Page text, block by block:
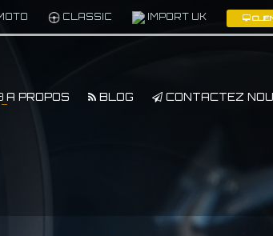
CLASSIC IMPORT UK
A PROPOS BLOG CONTACTEZ